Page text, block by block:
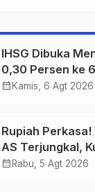
IHSG Dibuka
0,30 Persen ke
Saham Emas dan
calendar_monthKamis, 6 Agt 2026
Rupiah Perkasa!
AS Terjungkal,
Ditutup Rp17.933
calendar_monthRabu, 5 Agt 2026